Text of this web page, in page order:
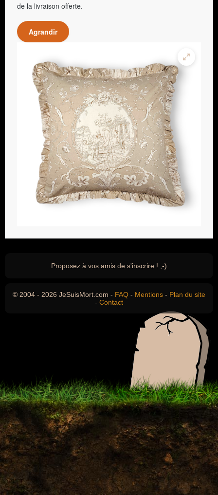
de la livraison offerte.
Agrandir
Proposez à vos amis de s'inscrire ! ;-)
© 2004 - 2026 JeSuisMort.com - FAQ - Mentions - Plan du site
- Contact